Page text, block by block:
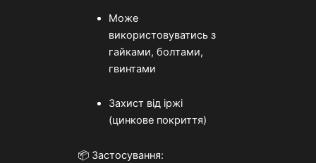
Може
використовуватись з
гайками, болтами,
гвинтами
Захист від іржі
(цинкове покриття)
📦 Застосування: